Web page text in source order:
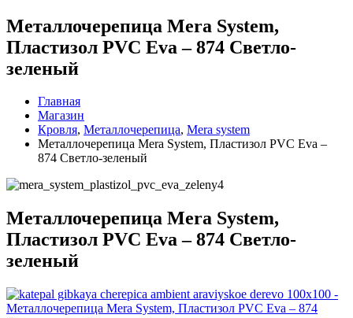
Металлочерепица Mera System,
Пластизол PVC Eva – 874 Светло-
зеленый
Главная
Магазин
Кровля, Металлочерепица, Mera system
Металлочерепица Mera System, Пластизол PVC Eva –
874 Светло-зеленый
Металлочерепица Mera System,
Пластизол PVC Eva – 874 Светло-
зеленый